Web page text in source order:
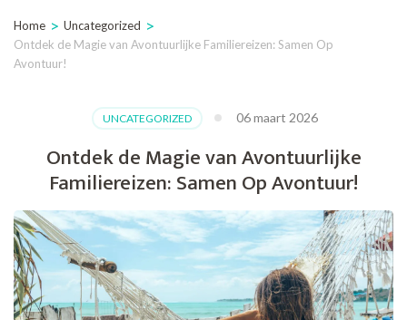
Home > Uncategorized >
Ontdek de Magie van Avontuurlijke Familiereizen: Samen Op
Avontuur!
UNCATEGORIZED 06 maart 2026
Ontdek de Magie van Avontuurlijke
Familiereizen: Samen Op Avontuur!